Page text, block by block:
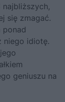
się zmagać.
ponad
niego idiotę.
geniuszu na